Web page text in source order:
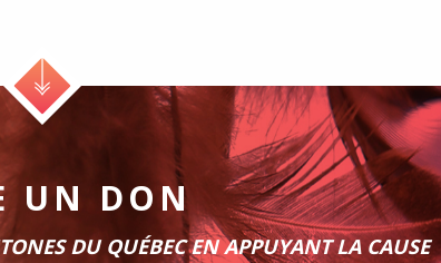
UN DON
DU QUÉBEC EN APPUYANT LA CAUSE